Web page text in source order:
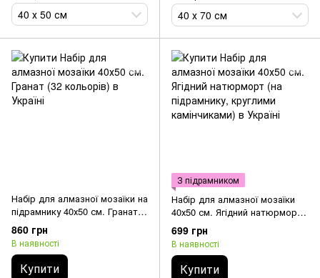
40 х 50 см 40 х 70 см
Набір для алмазної мозаїки на
підрамнику 40х50 см. Гранат
(32 кольорів)
860 грн
В наявності
Купити
З підрамником
Набір для алмазної мозаїки
40х50 см. Ягідний натюрморт
(на підрамнику, круглими
камінчиками)
699 грн
В наявності
Купити